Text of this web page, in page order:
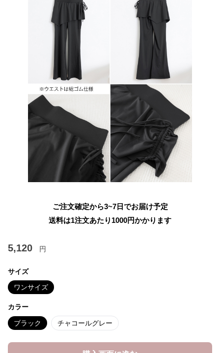
ご注文確定から3~7日でお届け予定
送料は1注文あたり 1000円かかります
5,120 円
サイズ
ワンサイズ
カラー
ブラック チャコールグレー